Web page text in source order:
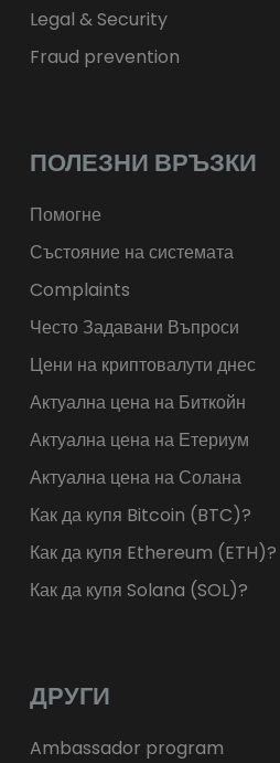
Legal & Security
Fraud prevention
ПОЛЕЗНИ ВРЪЗКИ
Помогне
Състояние на системата
Complaints
Често Задавани Въпроси
Цени на криптовалути днес
Актуална цена на Биткойн
Актуална цена на Етериум
Актуална цена на Солана
Как да купя Bitcoin (BTC)?
Как да купя Ethereum (ETH)?
Как да купя Solana (SOL)?
ДРУГИ
Ambassador program